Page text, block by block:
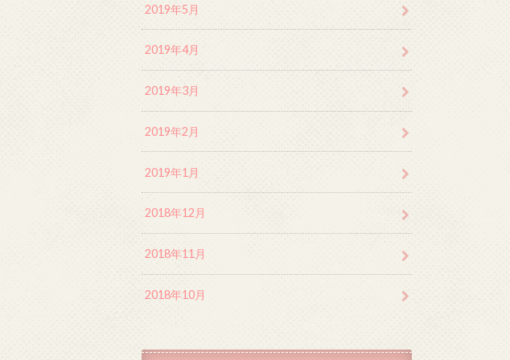
2019年5月
2019年4月
2019年3月
2019年2月
2019年1月
2018年12月
2018年11月
2018年10月